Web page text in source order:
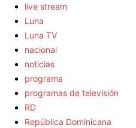
live stream
Luna
Luna TV
nacional
noticias
programa
programas de televisión
RD
República Dominicana